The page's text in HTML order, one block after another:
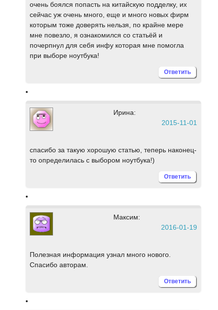
очень боялся попасть на китайскую подделку, их
сейчас уж очень много, еще и много новых фирм
которым тоже доверять нельзя, по крайне мере
мне повезло, я ознакомился со статьёй и
почерпнул для себя инфу которая мне помогла
при выборе ноутбука!
Ответить
Ирина:
2015-11-01
спасибо за такую хорошую статью, теперь наконец-
то определилась с выбором ноутбука!)
Ответить
Максим:
2016-01-19
Полезная информация узнал много нового.
Спасибо авторам.
Ответить